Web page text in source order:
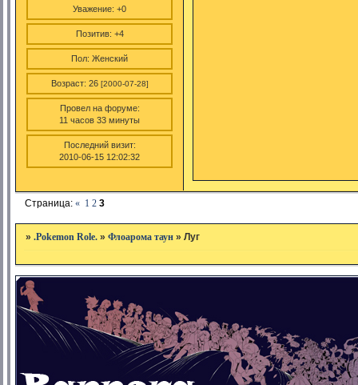
Уважение: +0
Позитив: +4
Пол: Женский
Возраст: 26 [2000-07-28]
Провел на форуме:
11 часов 33 минуты
Последний визит:
2010-06-15 12:02:32
Страница:« 1 2 3
».Pokemon Role. »Флоарома таун »Луг